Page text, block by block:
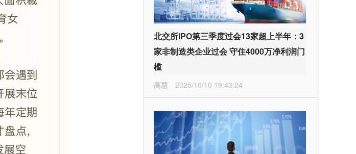
北交所IPO第三季度过会13家超上半年：3
家非制造类企业过会 守住4000万净利润门
槛
高慧 2025/10/10 19:43:24